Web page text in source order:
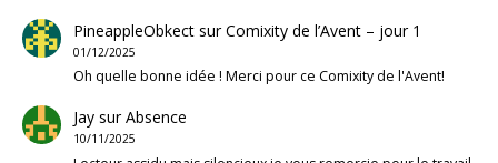
PineappleObkectsurComixity de l’Avent – jour 1
01/12/2025
Oh quelle bonne idée ! Merci pour ce Comixity de l'Avent!
JaysurAbsence
10/11/2025